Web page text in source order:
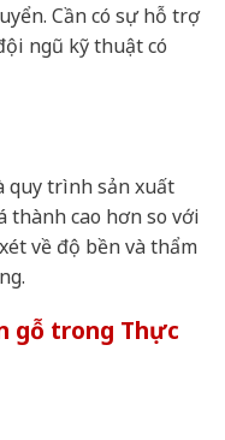
Cần có sự hỗ trợ
ngũ kỹ thuật có
quy trình sản xuất
thành cao hơn so với
về độ bền và thẩm
gỗ trong Thực